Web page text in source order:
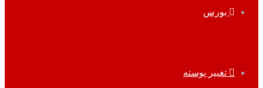
بورس
تغییر پوسته